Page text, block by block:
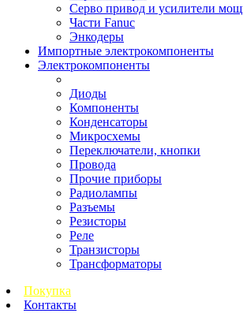
Серво привод и усилители
Части Fanuc
Энкодеры
Импортные электрокомпоненты
Электрокомпоненты
Диоды
Компоненты
Конденсаторы
Микросхемы
Переключатели, кнопки
Провода
Прочие приборы
Радиолампы
Разъемы
Резисторы
Реле
Транзисторы
Трансформаторы
Покупка
Контакты